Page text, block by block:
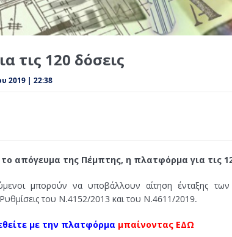
τις 120 δόσεις
2019 | 22:38
απόγευμα της Πέμπτης, η πλατφόρμα για τις
μπορούν να υποβάλλουν αίτηση ένταξης
του Ν.4152/2013 και του Ν.4611/2019.
με την πλατφόρμα μπαίνοντας ΕΔΩ